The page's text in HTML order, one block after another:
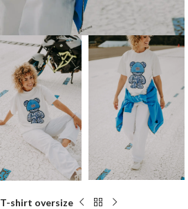
T-shirt oversize